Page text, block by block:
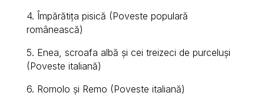
4. Împărătița pisică (Poveste populară
românească)
5. Enea, scroafa albă şi cei treizeci de purceluși
(Poveste italiană)
6. Romolo şi Remo (Poveste italiană)